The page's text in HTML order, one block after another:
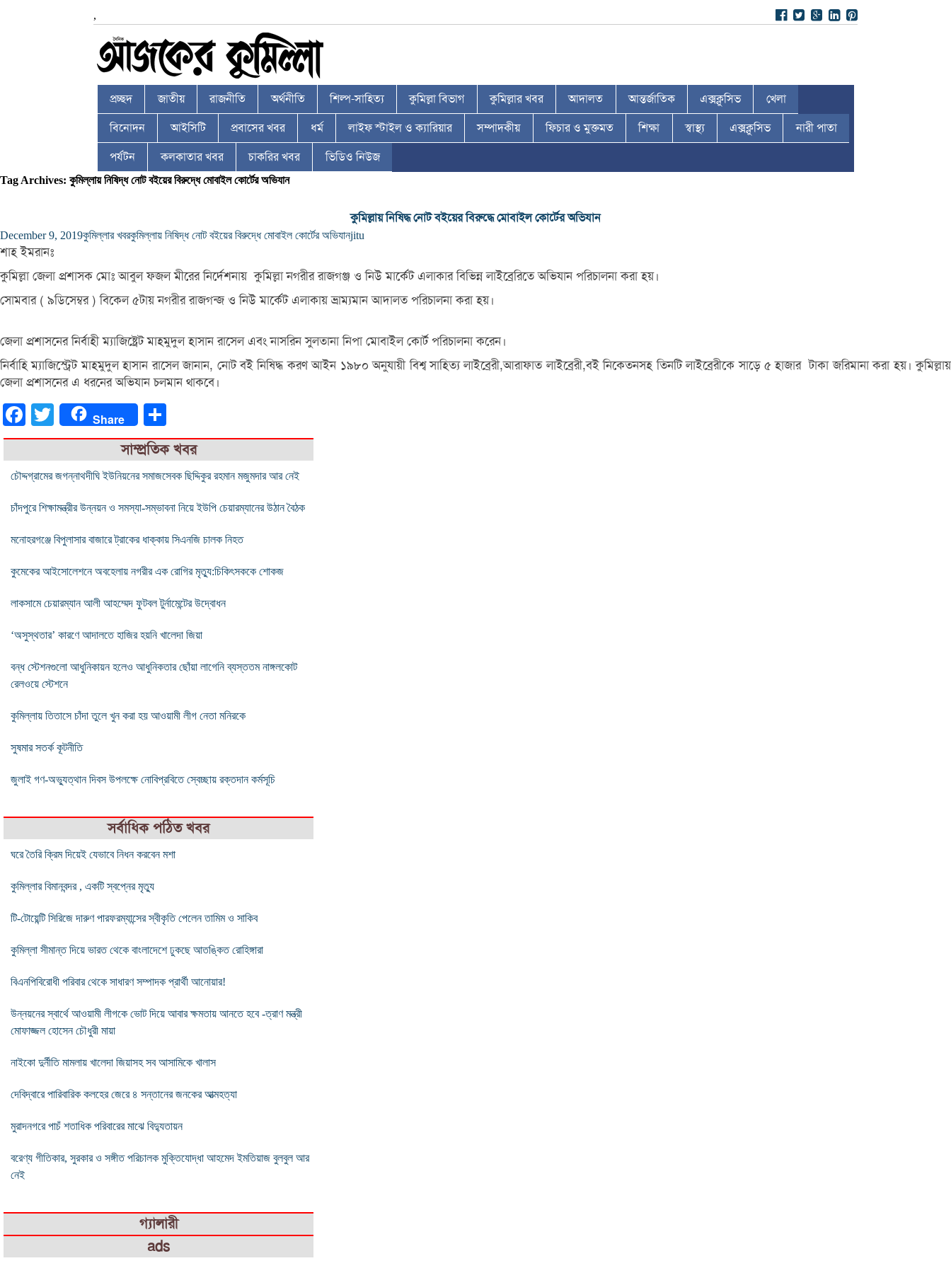
,
প্রচ্ছদ জাতীয় রাজনীতি অর্থনীতি শিল্প-সাহিত্য কুমিল্লা বিভাগ কুমিল্লার খবর আদালত আন্তর্জাতিক এক্সক্লুসিভ খেলা
বিনোদন আইসিটি প্রবাসের খবর ধর্ম লাইফ স্টাইল ও ক্যারিয়ার সম্পাদকীয় ফিচার ও মুক্তমত শিক্ষা স্বাস্থ্য এক্সক্লুসিভ নারী পাতা
পর্যটন কলকাতার খবর চাকরির খবর ভিডিও নিউজ
Tag Archives: কুমিল্লায় নিষিদ্ধ নোট বইয়ের বিরুদ্ধে মোবাইল কোর্টের অভিযান
কুমিল্লায় নিষিদ্ধ নোট বইয়ের বিরুদ্ধে মোবাইল কোর্টের অভিযান
December 9, 2019কুমিল্লার খবরকুমিল্লায় নিষিদ্ধ নোট বইয়ের বিরুদ্ধে মোবাইল কোর্টের অভিযানjitu
শাহ ইমরানঃ
কুমিল্লা জেলা প্রশাসক মোঃ আবুল ফজল মীরের নির্দেশনায় কুমিল্লা নগরীর রাজগঞ্জ ও নিউ মার্কেট এলাকার বিভিন্ন লাইব্রেরিতে অভিযান পরিচালনা করা হয়।
সোমবার ( ৯ডিসেম্বর ) বিকেল ৫টায় নগরীর রাজগন্জ ও নিউ মার্কেট এলাকায় ভ্রাম্যমান আদালত পরিচালনা করা হয়।
জেলা প্রশাসনের নির্বাহী ম্যাজিষ্ট্রেট মাহমুদুল হাসান রাসেল এবং নাসরিন সুলতানা নিপা মোবাইল কোর্ট পরিচালনা করেন।
নির্বাহি ম্যাজিস্ট্রেট মাহমুদুল হাসান রাসেল জানান, নোট বই নিষিদ্ধ করণ আইন ১৯৮০ অনুযায়ী বিশ্ব সাহিত্য লাইব্রেরী,আরাফাত লাইব্রেরী,বই নিকেতনসহ তিনটি লাইব্রেরীকে সাড়ে ৫ হাজার টাকা জরিমানা করা হয়। কুমিল্লায়
জেলা প্রশাসনের এ ধরনের অভিযান চলমান থাকবে।
FacebookTwitter Share
সাম্প্রতিক খবর
চৌদ্দগ্রামের জগন্নাথদীঘি ইউনিয়নের সমাজসেবক ছিদ্দিকুর রহমান মজুমদার আর নেই
চাঁদপুরে শিক্ষামন্ত্রীর উন্নয়ন ও সমস্যা-সম্ভাবনা নিয়ে ইউপি চেয়ারম্যানের উঠান বৈঠক
মনোহরগঞ্জে বিপুলাসার বাজারে ট্রাকের ধাক্কায় সিএনজি চালক নিহত
কুমেকের আইসোলেশনে অবহেলায় নগরীর এক রোগির মৃত্যু:চিকিৎসককে শোকজ
লাকসামে চেয়ারম্যান আলী আহম্মেদ ফুটবল টুর্নামেন্টের উদ্বোধন
‘অসুস্থতার’ কারণে আদালতে হাজির হয়নি খালেদা জিয়া
বন্ধ স্টেশনগুলো আধুনিকায়ন হলেও আধুনিকতার ছোঁয়া লাগেনি ব্যস্ততম নাঙ্গলকোট
রেলওয়ে স্টেশনে
কুমিল্লায় তিতাসে চাঁদা তুলে খুন করা হয় আওয়ামী লীগ নেতা মনিরকে
সুষমার সতর্ক কূটনীতি
জুলাই গণ-অভ্যুত্থান দিবস উপলক্ষে নোবিপ্রবিতে স্বেচ্ছায় রক্তদান কর্মসূচি
সর্বাধিক পঠিত খবর
ঘরে তৈরি ক্রিম দিয়েই যেভাবে নিধন করবেন মশা
কুমিল্লার বিমানবন্দর , একটি স্বপ্নের মৃত্যু
টি-টোয়েন্টি সিরিজে দারুণ পারফরম্যান্সের স্বীকৃতি পেলেন তামিম ও সাকিব
কুমিল্লা সীমান্ত দিয়ে ভারত থেকে বাংলাদেশে ঢুকছে আতঙ্কিত রোহিঙ্গারা
বিএনপিবিরোধী পরিবার থেকে সাধারণ সম্পাদক প্রার্থী আনোয়ার!
উন্নয়নের স্বার্থে আওয়ামী লীগকে ভোট দিয়ে আবার ক্ষমতায় আনতে হবে -ত্রাণ মন্ত্রী
মোফাজ্জল হোসেন চৌধুরী মায়া
নাইকো দুর্নীতি মামলায় খালেদা জিয়াসহ সব আসামিকে খালাস
দেবিদ্বারে পারিবারিক কলহের জেরে ৪ সন্তানের জনকের আত্মহত্যা
মুরাদনগরে পাচঁ শতাধিক পরিবারের মাঝে বিদ্যুতায়ন
বরেণ্য গীতিকার, সুরকার ও সঙ্গীত পরিচালক মুক্তিযোদ্ধা আহমেদ ইমতিয়াজ বুলবুল আর
নেই
গ্যালারী
ads